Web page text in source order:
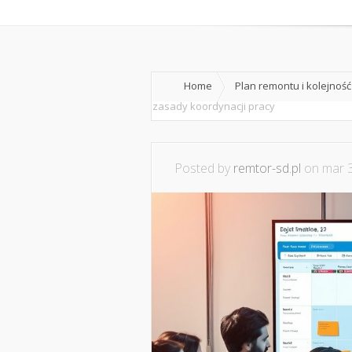
Home Plan remontu i
zasady koordynacji pracy
Posted by remtor-sd.pl on mar